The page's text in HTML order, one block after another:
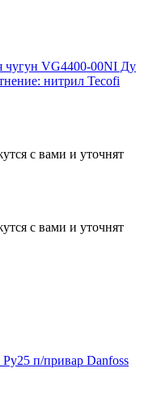
чугун VG4400-00NI Ду
нитрил Tecofi
с вами и уточнят
с вами и уточнят
п/привар Danfoss